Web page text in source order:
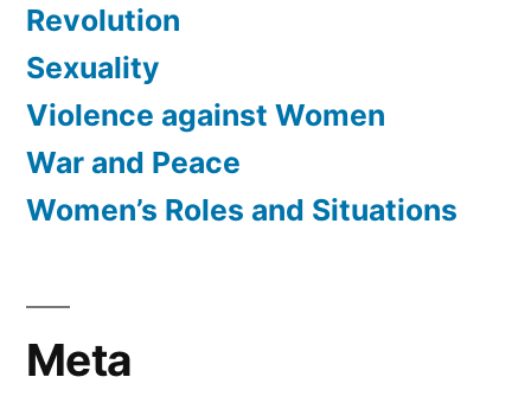
Revolution
Sexuality
Violence against Women
War and Peace
Women’s Roles and Situations
Meta